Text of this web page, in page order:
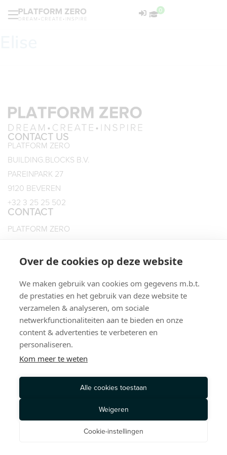
Over de cookies op deze website
We maken gebruik van cookies om gegevens m.b.t.
de prestaties en het gebruik van deze website te
verzamelen & analyseren, om sociale
netwerkfunctionaliteiten aan te bieden en onze
content & advertenties te verbeteren en
personaliseren.
Kom meer te weten
Alle cookies toestaan
Weigeren
Cookie-instellingen
0
CONTACT US
PLATFORM ZERO
BUILDING.BLOCKS B.V.
PAREINPARK 27
9120 BEVEREN
+32 3 25 25 502
CONTACT
PLATFORM ZERO
KATSHOEK 23
T: 010 435 5152
PRIVACY POLICYTERMS OF SERVICE
© 2026, PLATFORM ZERO. ALL RIGHTS RESERVED